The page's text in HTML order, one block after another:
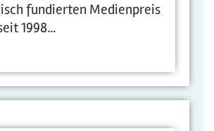
fundierten Medienpreis
1998...